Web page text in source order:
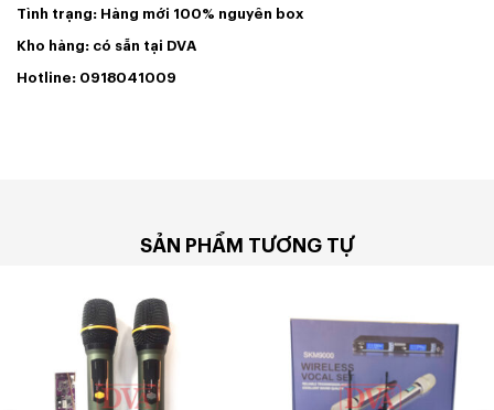
Tình trạng: Hàng mới 100% nguyên box
Kho hàng: có sẵn tại DVA
Hotline: 0918041009
SẢN PHẨM TƯƠNG TỰ